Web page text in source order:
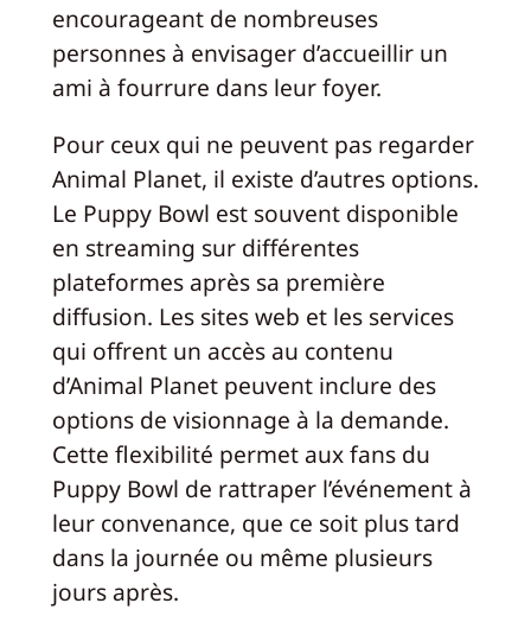
encourageant de nombreuses
personnes à envisager d’accueillir un
ami à fourrure dans leur foyer.
Pour ceux qui ne peuvent pas regarder
Animal Planet, il existe d’autres options.
Le Puppy Bowl est souvent disponible
en streaming sur différentes
plateformes après sa première
diffusion. Les sites web et les services
qui offrent un accès au contenu
d’Animal Planet peuvent inclure des
options de visionnage à la demande.
Cette flexibilité permet aux fans du
Puppy Bowl de rattraper l’événement à
leur convenance, que ce soit plus tard
dans la journée ou même plusieurs
jours après.